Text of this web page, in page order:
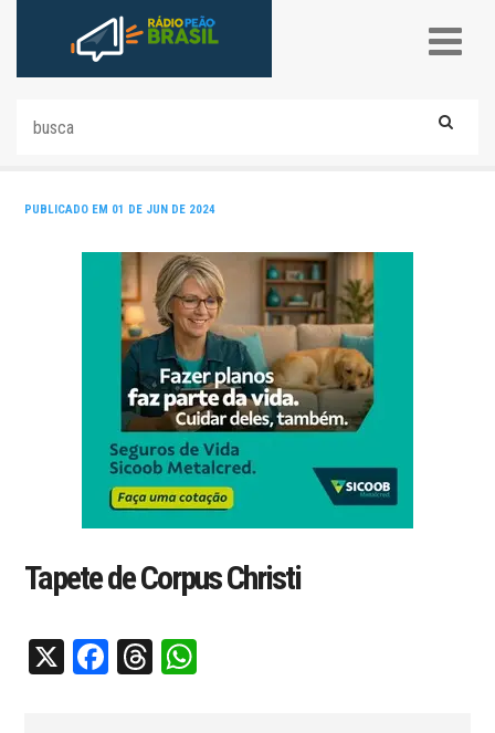
PUBLICADO EM 01 DE JUN DE 2024
Tapete de Corpus Christi
X Facebook
Threads